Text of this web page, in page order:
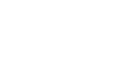
à la science économique